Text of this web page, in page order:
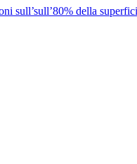
sull’sull’80% della